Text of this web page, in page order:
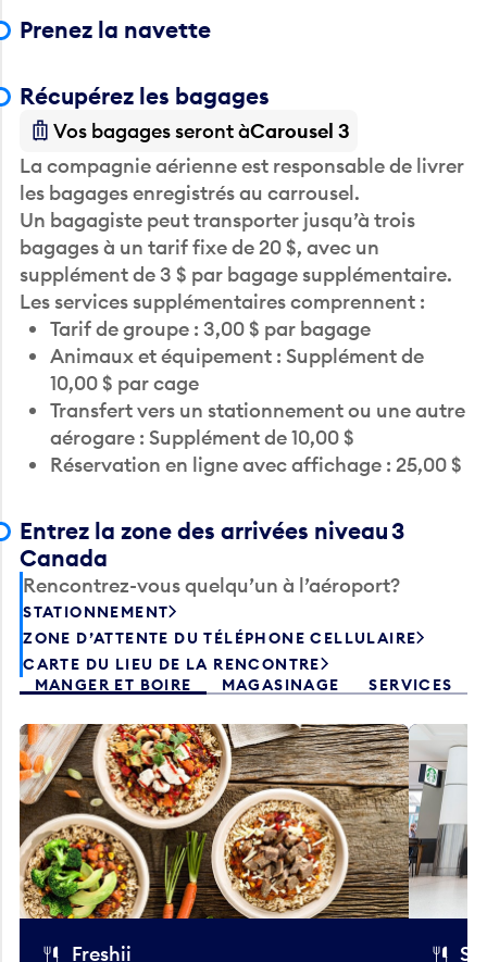
Prenez la navette
Récupérez les bagages
Vos bagages seront àCarousel 3
La compagnie aérienne est responsable de livrer
les bagages enregistrés au carrousel.
Un bagagiste peut transporter jusqu’à trois
bagages à un tarif fixe de 20 $, avec un
supplément de 3 $ par bagage supplémentaire.
Les services supplémentaires comprennent :
Tarif de groupe : 3,00 $ par bagage
Animaux et équipement : Supplément de
10,00 $ par cage
Transfert vers un stationnement ou une autre
aérogare : Supplément de 10,00 $
Réservation en ligne avec affichage : 25,00 $
Entrez la zone des arrivées niveau 3
Canada
Rencontrez-vous quelqu’un à l’aéroport?
STATIONNEMENT
ZONE D’ATTENTE DU TÉLÉPHONE CELLULAIRE
CARTE DU LIEU DE LA RENCONTRE
MANGER ET BOIRE
MAGASINAGE SERVICES
Freshii